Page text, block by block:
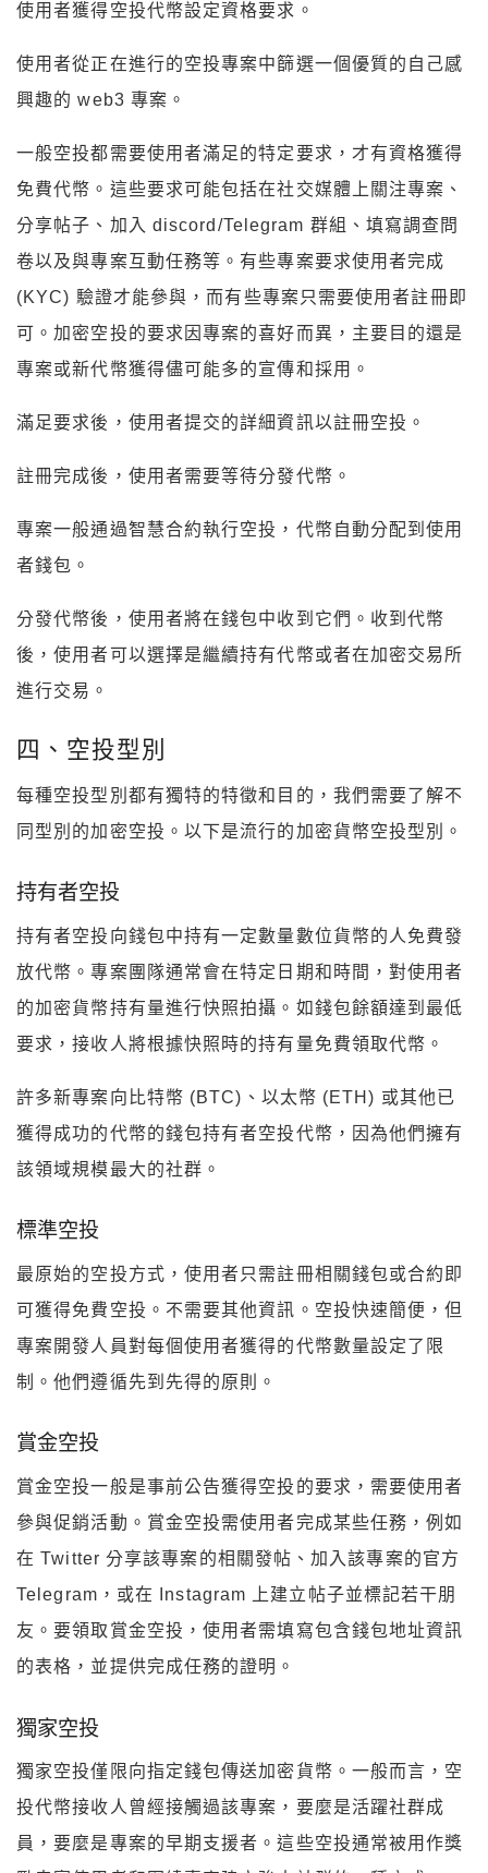
使用者獲得空投代幣設定資格要求。
使用者從正在進行的空投專案中篩選一個優質的自己感
興趣的 web3 專案。
一般空投都需要使用者滿足的特定要求，才有資格獲得
免費代幣。這些要求可能包括在社交媒體上關注專案、
分享帖子、加入 discord/Telegram 群組、填寫調查問
卷以及與專案互動任務等。有些專案要求使用者完成
(KYC) 驗證才能參與，而有些專案只需要使用者註冊即
可。加密空投的要求因專案的喜好而異，主要目的還是
專案或新代幣獲得儘可能多的宣傳和採用。
滿足要求後，使用者提交的詳細資訊以註冊空投。
註冊完成後，使用者需要等待分發代幣。
專案一般通過智慧合約執行空投，代幣自動分配到使用
者錢包。
分發代幣後，使用者將在錢包中收到它們。收到代幣
後，使用者可以選擇是繼續持有代幣或者在加密交易所
進行交易。
四、空投型別
每種空投型別都有獨特的特徵和目的，我們需要了解不
同型別的加密空投。以下是流行的加密貨幣空投型別。
持有者空投
持有者空投向錢包中持有一定數量數位貨幣的人免費發
放代幣。專案團隊通常會在特定日期和時間，對使用者
的加密貨幣持有量進行快照拍攝。如錢包餘額達到最低
要求，接收人將根據快照時的持有量免費領取代幣。
許多新專案向比特幣 (BTC)、以太幣 (ETH) 或其他已
獲得成功的代幣的錢包持有者空投代幣，因為他們擁有
該領域規模最大的社群。
標準空投
最原始的空投方式，使用者只需註冊相關錢包或合約即
可獲得免費空投。不需要其他資訊。空投快速簡便，但
專案開發人員對每個使用者獲得的代幣數量設定了限
制。他們遵循先到先得的原則。
賞金空投
賞金空投一般是事前公告獲得空投的要求，需要使用者
參與促銷活動。賞金空投需使用者完成某些任務，例如
在 Twitter 分享該專案的相關發帖、加入該專案的官方
Telegram，或在 Instagram 上建立帖子並標記若干朋
友。要領取賞金空投，使用者需填寫包含錢包地址資訊
的表格，並提供完成任務的證明。
獨家空投
獨家空投僅限向指定錢包傳送加密貨幣。一般而言，空
投代幣接收人曾經接觸過該專案，要麼是活躍社群成
員，要麼是專案的早期支援者。這些空投通常被用作獎